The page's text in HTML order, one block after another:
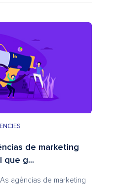
de marketing
que g...
agências de marketing